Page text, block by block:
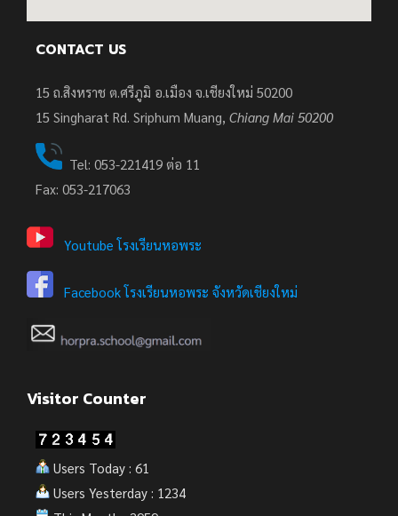
CONTACT US
15 ถ.สิงหราช ต.ศรีภูมิ อ.เมือง จ.เชียงใหม่ 50200
15 Singharat Rd. Sriphum Muang, Chiang Mai 50200
Tel: 053-221419 ต่อ 11
Fax: 053-217063
Youtube โรงเรียนหอพระ
Facebook โรงเรียนหอพระ จังหวัดเชียงใหม่
Visitor Counter
Users Today : 61
Users Yesterday : 1234